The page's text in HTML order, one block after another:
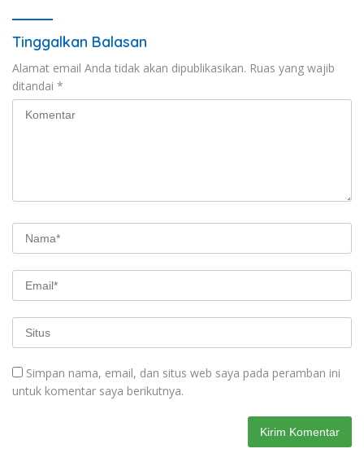
Tinggalkan Balasan
Alamat email Anda tidak akan dipublikasikan. Ruas yang wajib
ditandai *
Simpan nama, email, dan situs web saya pada peramban ini
untuk komentar saya berikutnya.